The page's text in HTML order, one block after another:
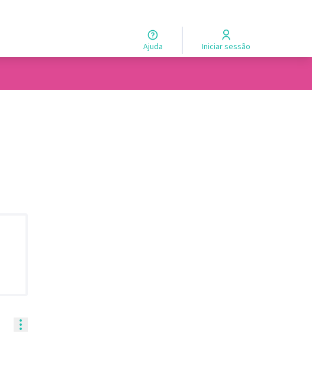
Ajuda Iniciar sessão
Controles de recursos